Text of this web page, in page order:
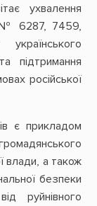
ухвалення
6287, 7459,
підтримання
російської
є прикладом
влади, а також
безпеки
руйнівного